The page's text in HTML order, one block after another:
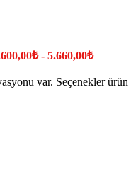
- 5.660,00₺
var. Seçenekler ürün